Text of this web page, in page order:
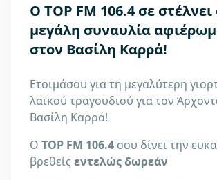
Ο TOP FM 106.4 σε στέλνει
μεγάλη συναυλία
στον Βασίλη Καρρά!
Ετοιμάσου για τη μεγαλύτερη
λαϊκού τραγουδιού για τον
Βασίλη Καρρά!
Ο TOP FM 106.4 σου δίνει την
βρεθείς εντελώς δωρεάν